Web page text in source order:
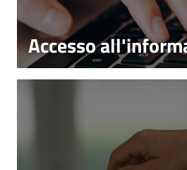
Accesso